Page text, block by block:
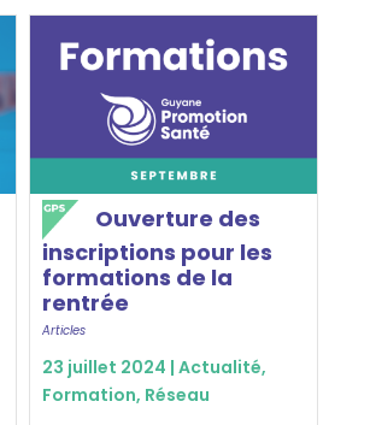
Ouverture des
inscriptions pour les
formations de la
rentrée
Articles
23 juillet 2024 | Actualité,
Formation, Réseau